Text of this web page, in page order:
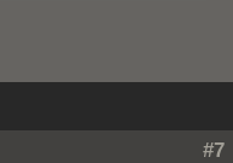
#7